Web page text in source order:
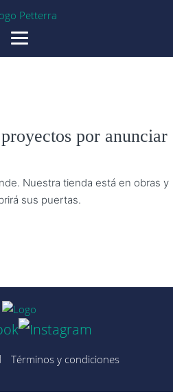
por anunciar
Nuestra tienda está en obras y
sus puertas.
Términos y condiciones